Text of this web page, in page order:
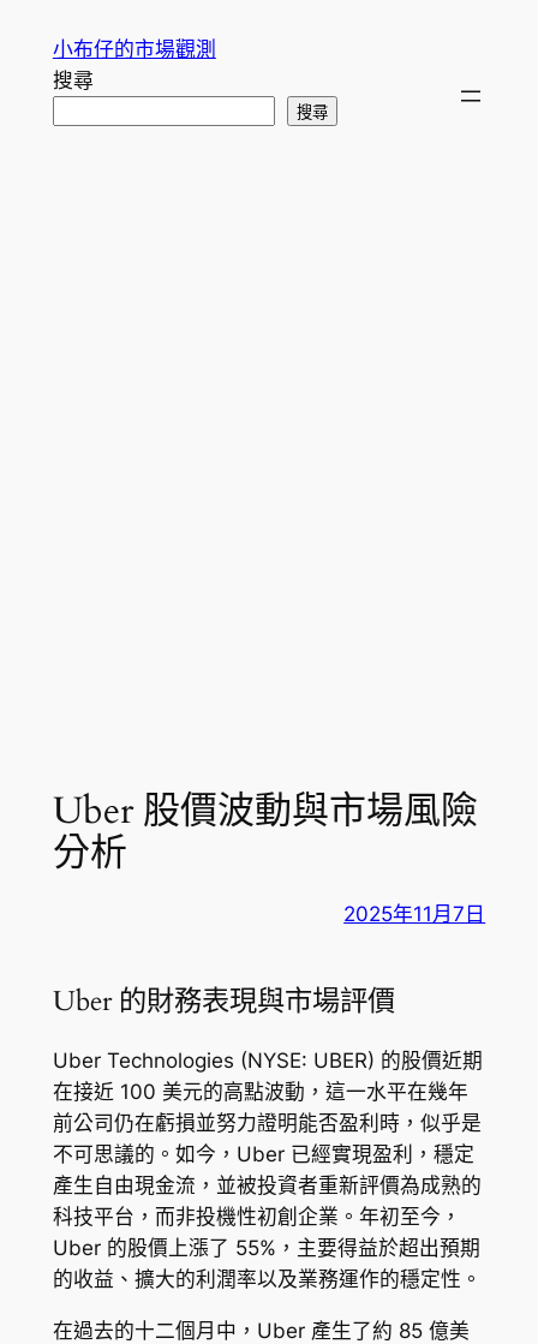
小布仔的市場觀測
搜尋
搜尋
Uber 股價波動與市場風險
分析
2025年11月7日
Uber 的財務表現與市場評價
Uber Technologies (NYSE: UBER) 的股價近期
在接近 100 美元的高點波動，這一水平在幾年
前公司仍在虧損並努力證明能否盈利時，似乎是
不可思議的。如今，Uber 已經實現盈利，穩定
產生自由現金流，並被投資者重新評價為成熟的
科技平台，而非投機性初創企業。年初至今，
Uber 的股價上漲了 55%，主要得益於超出預期
的收益、擴大的利潤率以及業務運作的穩定性。
在過去的十二個月中，Uber 產生了約 85 億美